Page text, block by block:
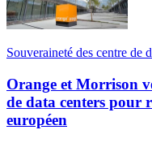
Souveraineté des centre de
Orange et Morrison
de data centers pour
européen